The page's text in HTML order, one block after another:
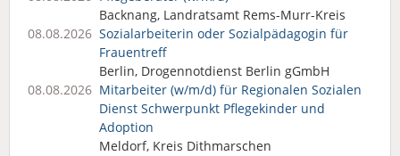
Backnang, Landratsamt Rems-Murr-Kreis
08.08.2026 Sozialarbeiterin oder Sozialpädagogin für
Frauentreff
Berlin, Drogennotdienst Berlin gGmbH
08.08.2026 Mitarbeiter (w/m/d) für Regionalen Sozialen
Dienst Schwerpunkt Pflegekinder und
Adoption
Meldorf, Kreis Dithmarschen